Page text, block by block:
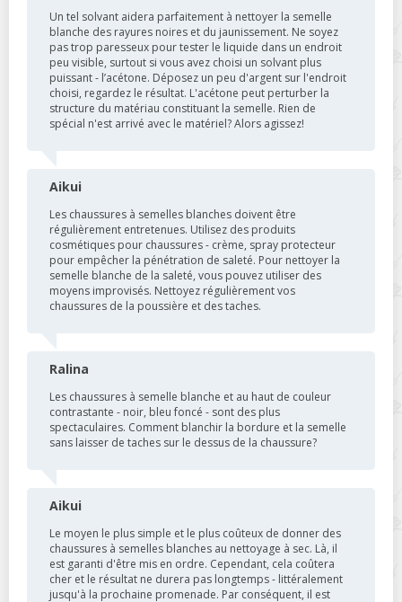
Un tel solvant aidera parfaitement à nettoyer la semelle
blanche des rayures noires et du jaunissement. Ne soyez
pas trop paresseux pour tester le liquide dans un endroit
peu visible, surtout si vous avez choisi un solvant plus
puissant - l’acétone. Déposez un peu d'argent sur l'endroit
choisi, regardez le résultat. L'acétone peut perturber la
structure du matériau constituant la semelle. Rien de
spécial n'est arrivé avec le matériel? Alors agissez!
Aikui
Les chaussures à semelles blanches doivent être
régulièrement entretenues. Utilisez des produits
cosmétiques pour chaussures - crème, spray protecteur
pour empêcher la pénétration de saleté. Pour nettoyer la
semelle blanche de la saleté, vous pouvez utiliser des
moyens improvisés. Nettoyez régulièrement vos
chaussures de la poussière et des taches.
Ralina
Les chaussures à semelle blanche et au haut de couleur
contrastante - noir, bleu foncé - sont des plus
spectaculaires. Comment blanchir la bordure et la semelle
sans laisser de taches sur le dessus de la chaussure?
Aikui
Le moyen le plus simple et le plus coûteux de donner des
chaussures à semelles blanches au nettoyage à sec. Là, il
est garanti d'être mis en ordre. Cependant, cela coûtera
cher et le résultat ne durera pas longtemps - littéralement
jusqu'à la prochaine promenade. Par conséquent, il est